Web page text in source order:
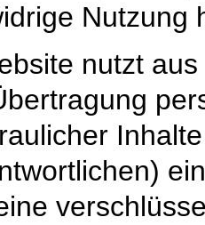
Nutzung
nutzt